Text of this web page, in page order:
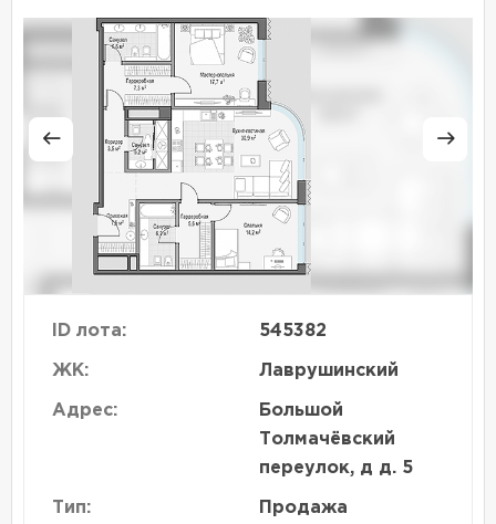
ID лота: 545382
ЖК: Лаврушинский
Адрес:
Большой
Толмачёвский
переулок, д д. 5
Тип: Продажа